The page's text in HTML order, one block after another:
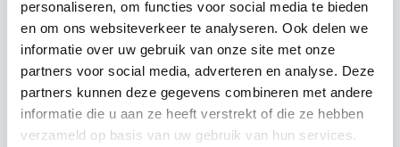
personaliseren, om functies voor social media te bieden
en om ons websiteverkeer te analyseren. Ook delen we
informatie over uw gebruik van onze site met onze
partners voor social media, adverteren en analyse. Deze
partners kunnen deze gegevens combineren met andere
informatie die u aan ze heeft verstrekt of die ze hebben
verzameld op basis van uw gebruik van hun services.
De actuele openingstijden van het eetcafé hangen
op de deur.
Kijk voor meer informatie op onze Facebook pagina.